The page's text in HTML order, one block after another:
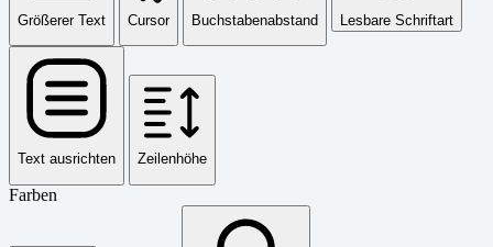
Größerer Text Cursor Buchstabenabstand Lesbare Schriftart
Text ausrichten Zeilenhöhe
Farben